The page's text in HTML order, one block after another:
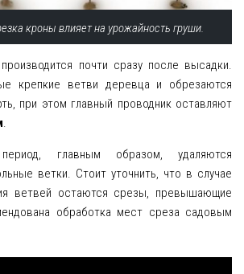
кроны влияет на урожайность груши.
почти сразу после высадки.
крепкие ветви деревца и обрезаются
при этом главный проводник оставляют
.
главным образом, удаляются
ветки. Стоит уточнить, что в случае
ветвей остаются срезы, превышающие
обработка мест среза садовым